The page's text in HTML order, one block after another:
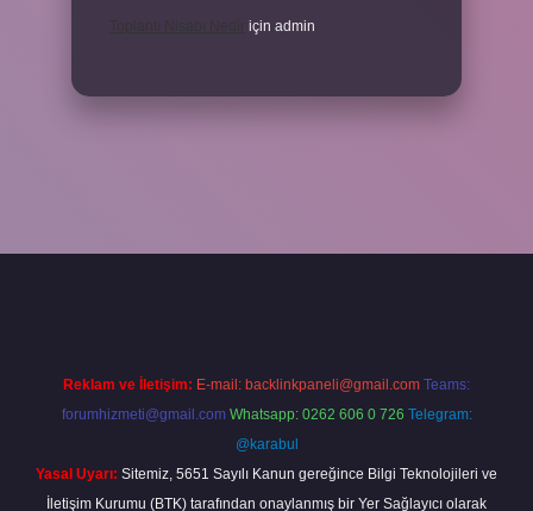
için admin
Reklam ve İletişim: E-mail: backlinkpaneli@gmail.com Teams:
forumhizmeti@gmail.com Whatsapp: 0262 606 0 726 Telegram:
@karabul
Yasal Uyarı: Sitemiz, 5651 Sayılı Kanun gereğince Bilgi Teknolojileri ve
İletişim Kurumu (BTK) tarafından onaylanmış bir Yer Sağlayıcı olarak